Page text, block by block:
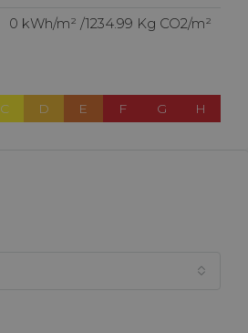
0 kWh/m² /1234.99 Kg CO2/m²
C D E F G H